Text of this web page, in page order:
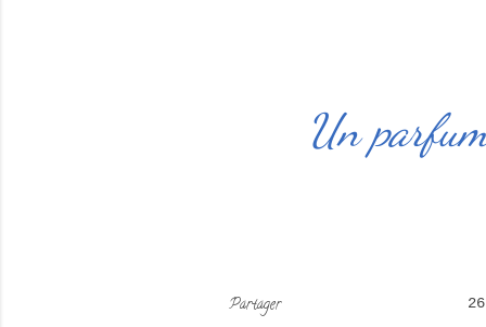
Un
Partager